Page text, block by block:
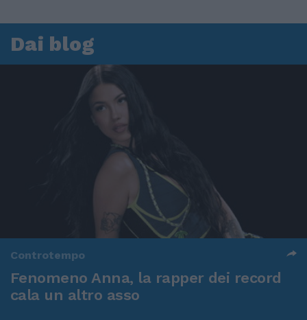
Dai blog
Controtempo
Fenomeno Anna, la rapper dei record
cala un altro asso